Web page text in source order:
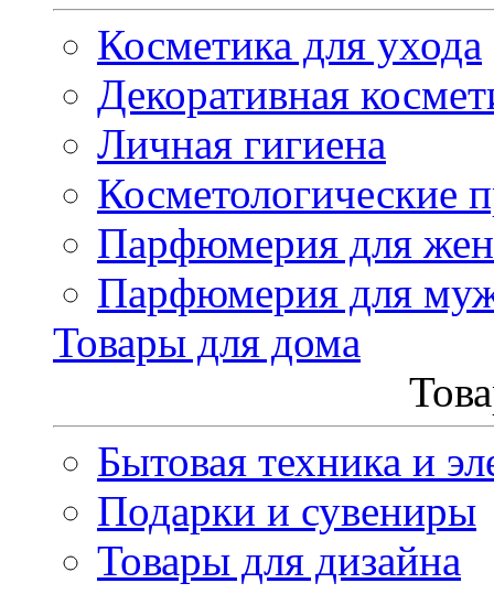
Косметика для ухода
Декоративная
Личная гигиена
Косметологические
Парфюмерия для
Парфюмерия для
Товары для дома
Бытовая техника и
Подарки и сувениры
Товары для дизайна